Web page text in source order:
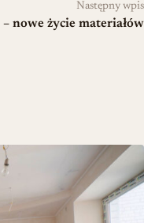
Następny wpis
nowe życie materiałów
zamienia się w